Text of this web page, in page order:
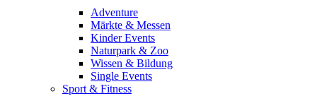
Adventure
Märkte & Messen
Kinder Events
Naturpark & Zoo
Wissen & Bildung
Single Events
Sport & Fitness